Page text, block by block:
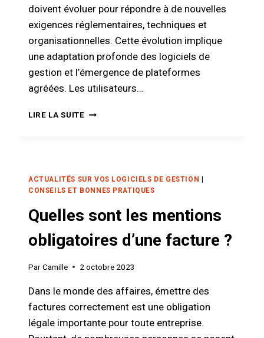
doivent évoluer pour répondre à de nouvelles
exigences réglementaires, techniques et
organisationnelles. Cette évolution implique
une adaptation profonde des logiciels de
gestion et l’émergence de plateformes
agréées. Les utilisateurs…
LIRE LA SUITERÉFORME
POURQUOI
PLATEFORME
AGRÉÉE
(PA)
CEGID
À
EST
LE
CHOIX
ACTUALITÉS SUR VOS LOGICIELS DE GESTION
CONSEILS ET BONNES PRATIQUES
Quelles sont les mentions
obligatoires d’une facture ?
ParCamille 2 octobre 2023
Dans le monde des affaires, émettre des
factures correctement est une obligation
légale importante pour toute entreprise.